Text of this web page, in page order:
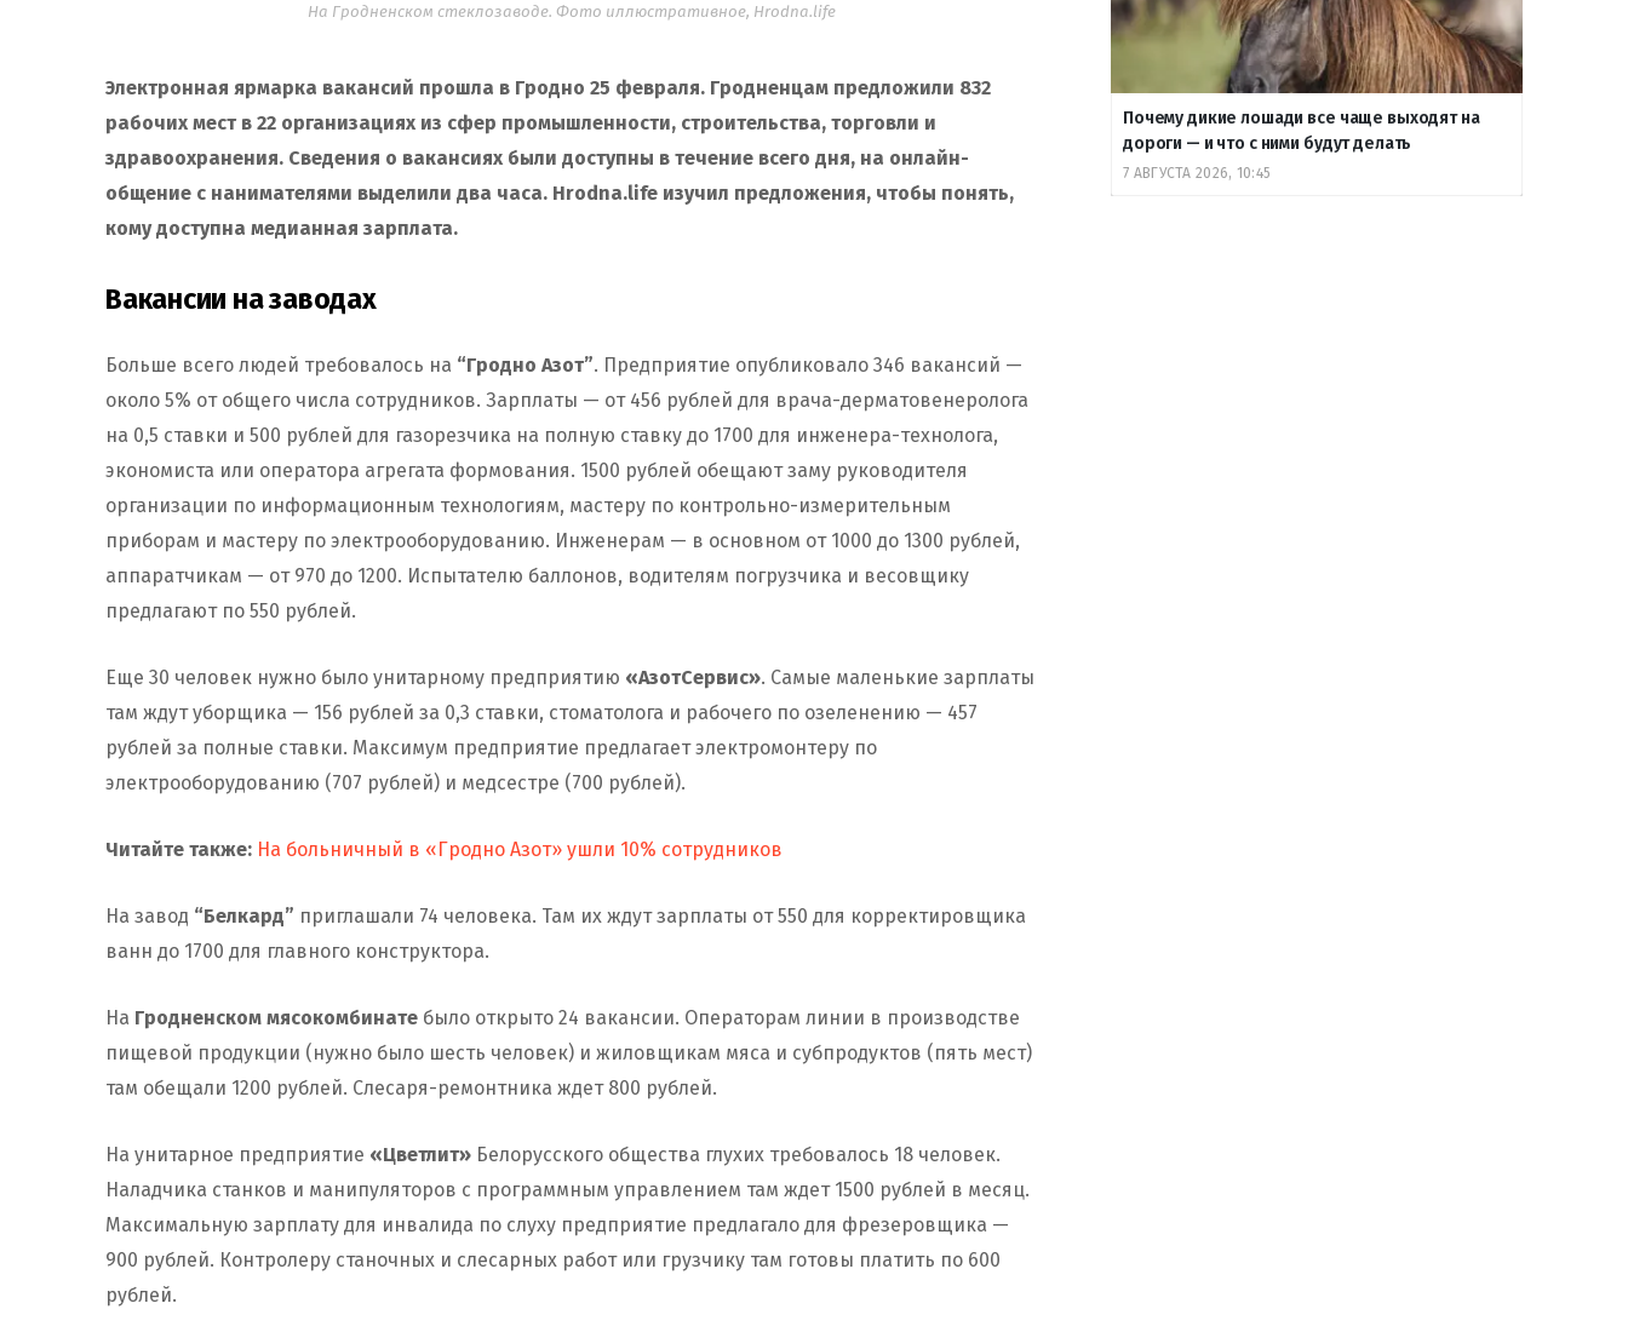
На Гродненском стеклозаводе. Фото иллюстративное, Hrodna.life
Электронная ярмарка вакансий прошла в Гродно 25 февраля. Гродненцам предложили 832
рабочих мест в 22 организациях из сфер промышленности, строительства, торговли и
здравоохранения. Сведения о вакансиях были доступны в течение всего дня, на онлайн-
общение с нанимателями выделили два часа. Hrodna.life изучил предложения, чтобы понять,
кому доступна медианная зарплата.
Вакансии на заводах
Больше всего людей требовалось на “Гродно Азот”. Предприятие опубликовало 346 вакансий —
около 5% от общего числа сотрудников. Зарплаты — от 456 рублей для врача-дерматовенеролога
на 0,5 ставки и 500 рублей для газорезчика на полную ставку до 1700 для инженера-технолога,
экономиста или оператора агрегата формования. 1500 рублей обещают заму руководителя
организации по информационным технологиям, мастеру по контрольно-измерительным
приборам и мастеру по электрооборудованию. Инженерам — в основном от 1000 до 1300 рублей,
аппаратчикам — от 970 до 1200. Испытателю баллонов, водителям погрузчика и весовщику
предлагают по 550 рублей.
Еще 30 человек нужно было унитарному предприятию «АзотСервис». Самые маленькие зарплаты
там ждут уборщика — 156 рублей за 0,3 ставки, стоматолога и рабочего по озеленению — 457
рублей за полные ставки. Максимум предприятие предлагает электромонтеру по
электрооборудованию (707 рублей) и медсестре (700 рублей).
Читайте также: На больничный в «Гродно Азот» ушли 10% сотрудников
На завод “Белкард” приглашали 74 человека. Там их ждут зарплаты от 550 для корректировщика
ванн до 1700 для главного конструктора.
На Гродненском мясокомбинате было открыто 24 вакансии. Операторам линии в производстве
пищевой продукции (нужно было шесть человек) и жиловщикам мяса и субпродуктов (пять мест)
там обещали 1200 рублей. Слесаря-ремонтника ждет 800 рублей.
На унитарное предприятие «Цветлит» Белорусского общества глухих требовалось 18 человек.
Наладчика станков и манипуляторов с программным управлением там ждет 1500 рублей в месяц.
Максимальную зарплату для инвалида по слуху предприятие предлагало для фрезеровщика —
900 рублей. Контролеру станочных и слесарных работ или грузчику там готовы платить по 600
рублей.
Почему дикие лошади все чаще выходят на
дороги — и что с ними будут делать
7 АВГУСТА 2026, 10:45